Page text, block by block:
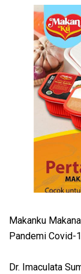
Makanku
Pandemi Covid-
Dr. Imaculata